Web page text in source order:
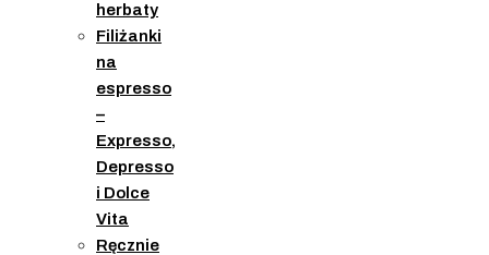
herbaty
Filiżanki
na
espresso
–
Expresso,
Depresso
i Dolce
Vita
Ręcznie